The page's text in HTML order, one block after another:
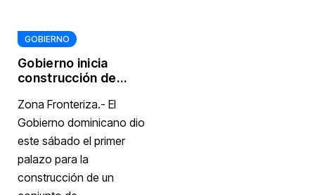
GOBIERNO
Gobierno inicia
construcción de
estratégicas en la
frontera norte
para fortalecer la
seguridad y el
desarrollo
Zona Fronteriza.- El
Gobierno dominicano dio
este sábado el primer
palazo para la
construcción de un